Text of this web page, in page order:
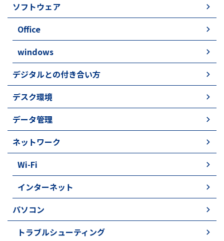
ソフトウェア
Office
windows
デジタルとの付き合い方
デスク環境
データ管理
ネットワーク
Wi-Fi
インターネット
パソコン
トラブルシューティング